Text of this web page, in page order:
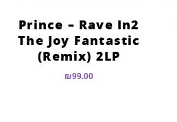
Prince – Rave In2
The Joy Fantastic
(Remix) 2LP
₪99.00